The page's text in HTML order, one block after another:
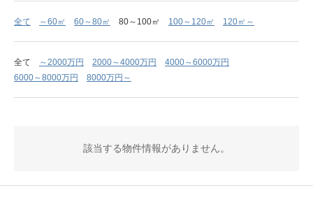
全て ～60㎡ 60～80㎡ 80～100㎡ 100～120㎡ 120㎡～
全て ～2000万円 2000～4000万円
4000～6000万円
6000～8000万円
8000万円～
該当する物件情報がありません。